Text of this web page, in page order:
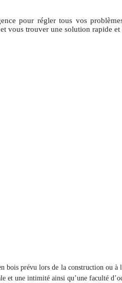
pour régler tous vos
vous trouver une solution rapide et
bois prévu lors de la construction ou à
et une intimité ainsi qu’une faculté